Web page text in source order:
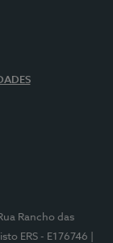
Rua Rancho das
ERS - E176746